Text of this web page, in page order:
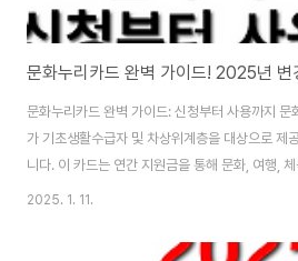
문화누리카드 완벽 가이드! 2025년 변
문화누리카드 완벽 가이드: 신청부터 사용까지 문
가 기초생활수급자 및 차상위계층을 대상으로 제
니다. 이 카드는 연간 지원금을 통해 문화, 여행,
다. 2025년에는 더 많은 혜택과 간편한 서비스가
처, 주요 혜택 등을 상세히 정리했습니다. 문화누
2025. 1. 11.